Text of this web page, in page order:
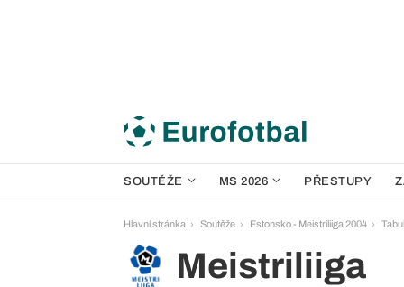
SOUTĚŽE MS 2026 PŘESTUPY
Hlavní stránka Soutěže Estonsko - Meistriliiga 2004
Meistriliiga